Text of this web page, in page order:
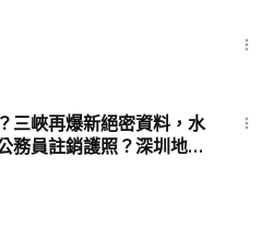
三峽再爆新絕密資料，水
務員註銷護照？深圳地鐵
集/2026/07/24）